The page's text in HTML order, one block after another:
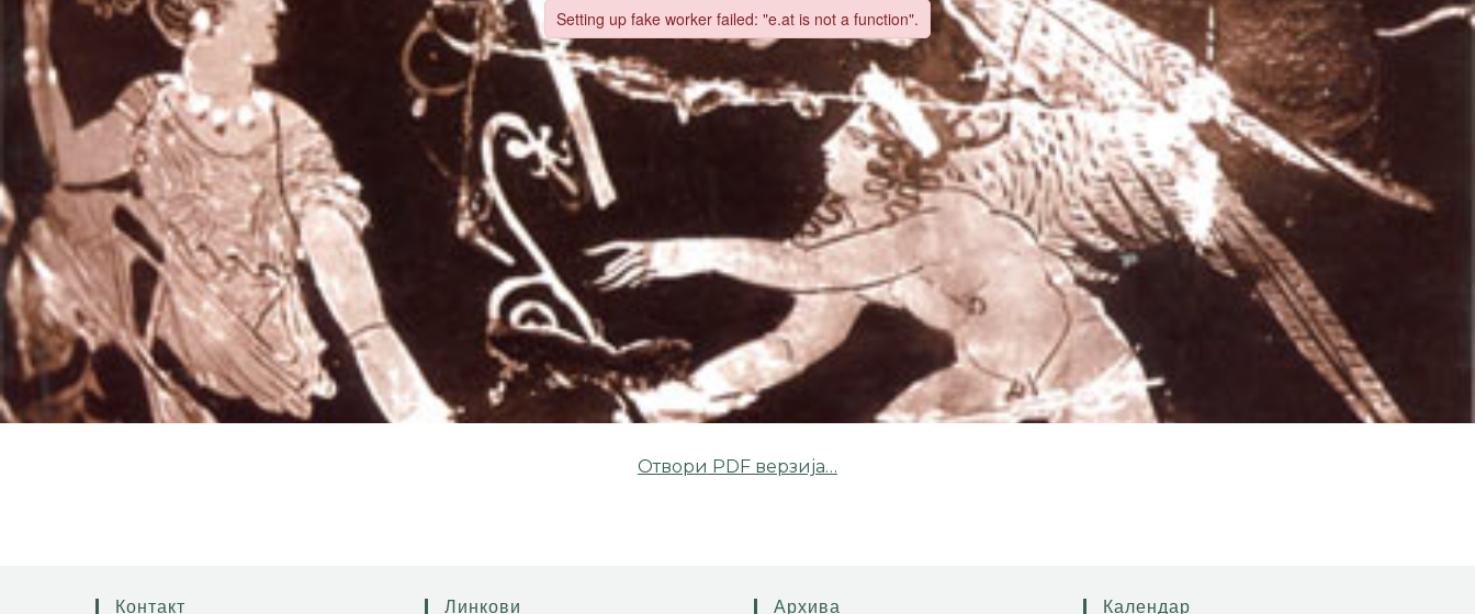
Отвори PDF верзија…
Контакт Линкови Архива Календар